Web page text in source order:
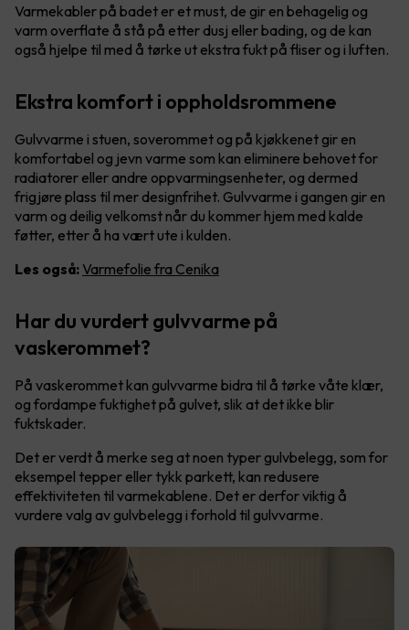
Varmekabler på badet er et must, de gir en behagelig og
varm overflate å stå på etter dusj eller bading, og de kan
også hjelpe til med å tørke ut ekstra fukt på fliser og i luften.
Ekstra komfort i oppholdsrommene
Gulvvarme i stuen, soverommet og på kjøkkenet gir en
komfortabel og jevn varme som kan eliminere behovet for
radiatorer eller andre oppvarmingsenheter, og dermed
frigjøre plass til mer designfrihet. Gulvvarme i gangen gir en
varm og deilig velkomst når du kommer hjem med kalde
føtter, etter å ha vært ute i kulden.
Les også: Varmefolie fra Cenika
Har du vurdert gulvvarme på
vaskerommet?
På vaskerommet kan gulvvarme bidra til å tørke våte klær,
og fordampe fuktighet på gulvet, slik at det ikke blir
fuktskader.
Det er verdt å merke seg at noen typer gulvbelegg, som for
eksempel tepper eller tykk parkett, kan redusere
effektiviteten til varmekablene. Det er derfor viktig å
vurdere valg av gulvbelegg i forhold til gulvvarme.